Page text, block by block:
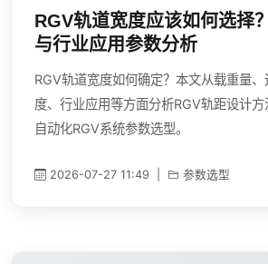
RGV轨道宽度应该如何选择
与行业应用参数分析
RGV轨道宽度如何确定？本文从载重量
度、行业应用等方面分析RGV轨距设计
自动化RGV系统参数选型。
2026-07-27 11:49 参数选型